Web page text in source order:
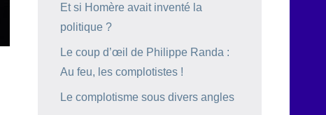
Et si Homère avait inventé la
politique ?
Le coup d’œil de Philippe Randa :
Au feu, les complotistes !
Le complotisme sous divers angles